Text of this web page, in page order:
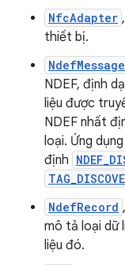
NfcAdapter
thiết bị.
NdefMessage
NDEF, định
liệu được
NDEF nhất
loại. Ứng
định
NdefRecord
mô tả loại dữ
liệu đó.